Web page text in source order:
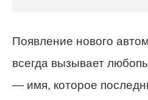
Появление нового
всегда вызывает
— имя, которое